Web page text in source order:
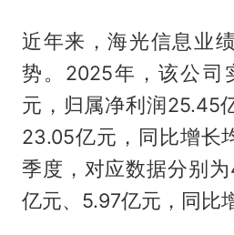
近年来，海光信息业
势。2025年，该公司
元，归属净利润25.45
23.05亿元，同比增长
季度，对应数据分别
亿元、5.97亿元，同比